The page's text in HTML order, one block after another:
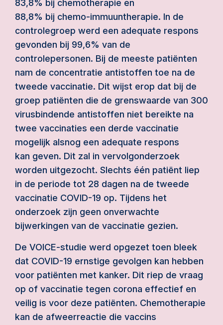
83,8% bij chemotherapie en
88,8% bij chemo-immuuntherapie. In de
controlegroep werd een adequate respons
gevonden bij 99,6% van de
controlepersonen. Bij de meeste patiënten
nam de concentratie antistoffen toe na de
tweede vaccinatie. Dit wijst erop dat bij de
groep patiënten die de grenswaarde van 300
virusbindende antistoffen niet bereikte na
twee vaccinaties een derde vaccinatie
mogelijk alsnog een adequate respons
kan geven. Dit zal in vervolgonderzoek
worden uitgezocht. Slechts één patiënt liep
in de periode tot 28 dagen na de tweede
vaccinatie COVID-19 op. Tijdens het
onderzoek zijn geen onverwachte
bijwerkingen van de vaccinatie gezien.
De VOICE-studie werd opgezet toen bleek
dat COVID-19 ernstige gevolgen kan hebben
voor patiënten met kanker. Dit riep de vraag
op of vaccinatie tegen corona effectief en
veilig is voor deze patiënten. Chemotherapie
kan de afweerreactie die vaccins